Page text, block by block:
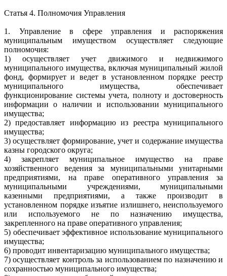
Статья 4. Полномочия Управления
1. Управление в сфере управления и распоряжения
муниципальным имуществом осуществляет следующие
полномочия:
1) осуществляет учет движимого и недвижимого
муниципального имущества, включая муниципальный жилой
фонд, формирует и ведет в установленном порядке реестр
муниципального имущества, обеспечивает
функционирование системы учета, полноту и достоверность
информации о наличии и использовании муниципального
имущества;
2) предоставляет информацию из реестра муниципального
имущества;
3) осуществляет формирование, учет и содержание имущества
казны городского округа;
4) закрепляет муниципальное имущество на праве
хозяйственного ведения за муниципальными унитарными
предприятиями, на праве оперативного управления за
муниципальными учреждениями, муниципальными
казенными предприятиями, а также производит в
установленном порядке изъятие излишнего, неиспользуемого
или используемого не по назначению имущества,
закрепленного на праве оперативного управления;
5) обеспечивает эффективное использование муниципального
имущества;
6) проводит инвентаризацию муниципального имущества;
7) осуществляет контроль за использованием по назначению и
сохранностью муниципального имущества;